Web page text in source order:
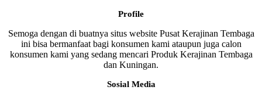
Profile
Semoga dengan di buatnya situs website Pusat Kerajinan Tembaga
ini bisa bermanfaat bagi konsumen kami ataupun juga calon
konsumen kami yang sedang mencari Produk Kerajinan Tembaga
dan Kuningan.
Sosial Media